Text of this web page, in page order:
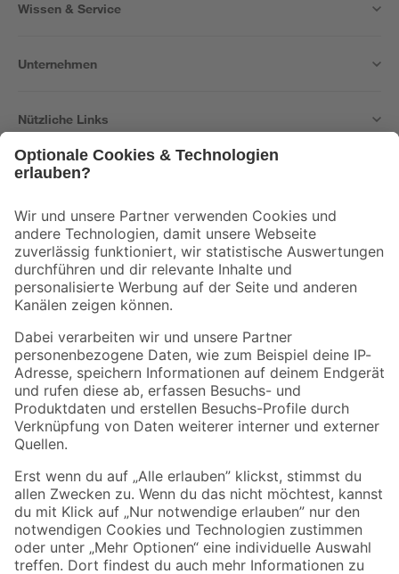
Wissen & Service
Unternehmen
Nützliche Links
Der toom Newsletter: Keine Angebote und Aktionen mehr verpassen!
Zur Newsletter Anmeldung
Folge uns
Zahlungsarten Versandarten
Sicher einkaufen
Jetzt die toom-App herunterladen